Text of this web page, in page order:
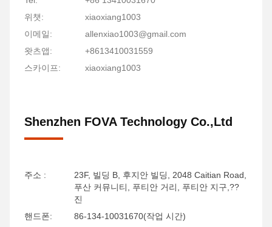
위챗:
xiaoxiang1003
이메일:
allenxiao1003@gmail.com
왓츠앱:
+8613410031559
스카이프:
xiaoxiang1003
Shenzhen FOVA Technology Co.,Ltd
주소 :
23F, 빌딩 B, 후지안 빌딩, 2048 Caitian Road,
푸산 커뮤니티, 푸티안 거리, 푸티안 지구,??
진
핸드폰:
86-134-10031670(작업 시간)